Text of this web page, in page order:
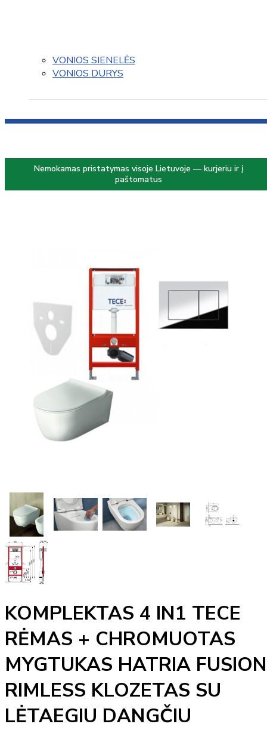
VONIOS SIENELĖS
VONIOS DURYS
Nemokamas pristatymas visoje Lietuvoje — kurjeriu ir į
paštomatus
KOMPLEKTAS 4 IN1 TECE
RĖMAS + CHROMUOTAS
MYGTUKAS HATRIA FUSION
RIMLESS KLOZETAS SU
LĖTAEGIU DANGČIU